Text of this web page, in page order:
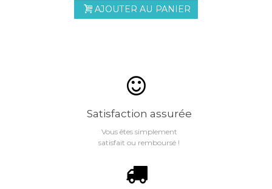
AJOUTER AU PANIER
Satisfaction assurée
Vous êtes simplement
satisfait ou remboursé !